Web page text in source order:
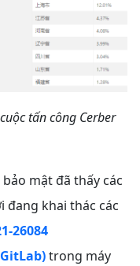
tấn công Cerber
mật đã thấy các
đang khai thác các
26084
trong máy